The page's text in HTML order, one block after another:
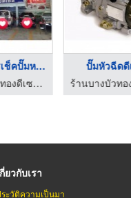
มหัวฉีดเครื่อง ...
ปั๊มหัวฉีดดีเซล ปั๊มระบบคอมมอนเรล
ยวกับเรา
ะวัติความเป็นมา